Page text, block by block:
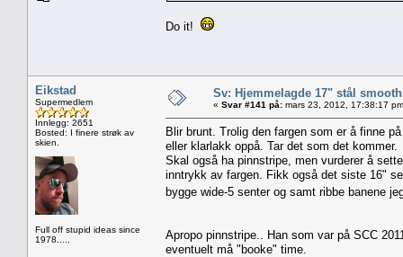
Do it!
Eikstad
Supermedlem
Innlegg: 2651
Bosted: I finere strøk av
skien.
Full off stupid ideas since
1978.....
Sv: Hjemmelagde 17" stål
« Svar #141 på: mars 23, 2012, 17:38:17
Blir brunt. Trolig den fargen som er å finne
eller klarlakk oppå. Tar det som det kommer.
Skal også ha pinnstripe, men vurderer å
inntrykk av fargen. Fikk også det siste 16"
bygge wide-5 senter og samt ribbe banene
Apropo pinnstripe.. Han som var på SCC
eventuelt må "booke" time.